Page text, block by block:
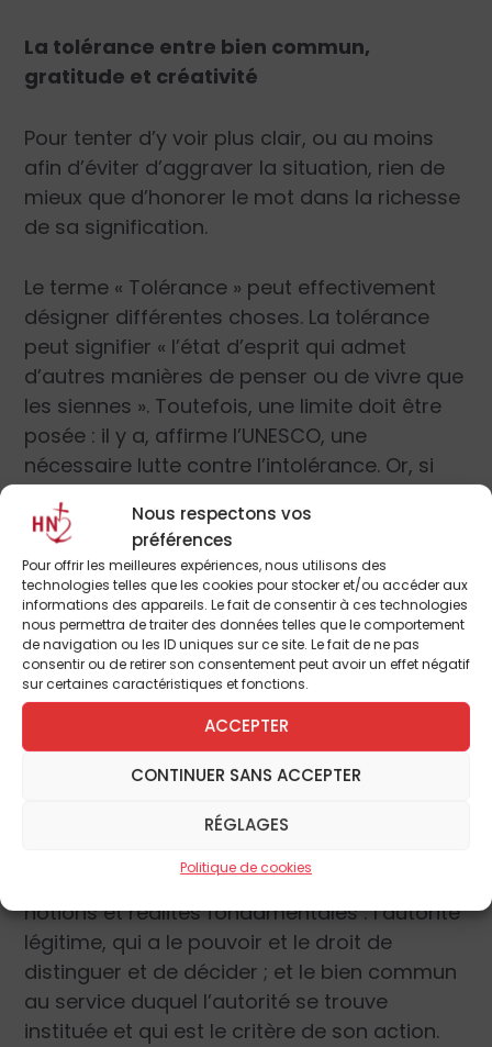
Nous respectons vos
préférences
Pour offrir les meilleures expériences, nous utilisons des
technologies telles que les cookies pour stocker et/ou accéder aux
informations des appareils. Le fait de consentir à ces technologies
nous permettra de traiter des données telles que le comportement
de navigation ou les ID uniques sur ce site. Le fait de ne pas
consentir ou de retirer son consentement peut avoir un effet négatif
sur certaines caractéristiques et fonctions.
ACCEPTER
CONTINUER SANS ACCEPTER
RÉGLAGES
Politique de cookies
La tolérance entre bien commun,
gratitude et créativité
Pour tenter d’y voir plus clair, ou au moins
afin d’éviter d’aggraver la situation, rien de
mieux que d’honorer le mot dans la richesse
de sa signification.
Le terme « Tolérance » peut effectivement
désigner différentes choses. La tolérance
peut signifier « l’état d’esprit qui admet
d’autres manières de penser ou de vivre que
les siennes ». Toutefois, une limite doit être
posée : il y a, affirme l’UNESCO, une
nécessaire lutte contre l’intolérance. Or, si
l’on prend acte que, forcément, quelqu’un
devra décider de ce qui mérite tolérance et
ce qui doit subir les foudres de l’intolérance,
une autre signification du mot est fort
instructive.
Elle nous est donnée par le Centre National
de Ressources Textuelles et Lexicales qui
définit la tolérance ainsi : « Fait de tolérer
quelque chose, d’admettre avec une
parfois, ce que l’on aurait le pouvoir
jacentes aux derniers mots, se tiennent deux
notions et réalités fondamentales : l’autorité
légitime, qui a le pouvoir et le droit de
distinguer et de décider ; et le bien commun
au service duquel l’autorité se trouve
instituée et qui est le critère de son action.